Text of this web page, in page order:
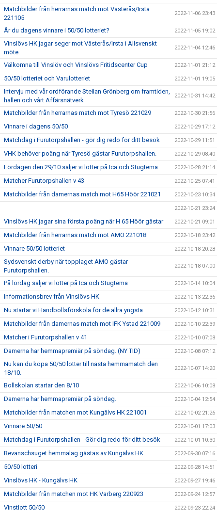
Matchbilder från herrarnas match mot Västerås/Irsta
221105
2022-11-06 23:43
Är du dagens vinnare i 50/50 lotteriet? 2022-11-05 19:02
Vinslövs HK jagar seger mot Västerås/Irsta i Allsvenskt
möte.
2022-11-04 12:46
Välkomna till Vinslöv och Vinslövs Fritidscenter Cup 2022-11-01 21:12
50/50 lotteriet och Varulotteriet 2022-11-01 19:05
Intervju med vår ordförande Stellan Grönberg om framtiden,
hallen och vårt Affärsnätverk
2022-10-31 14:42
Matchbilder från herrarnas match mot Tyresö 221029 2022-10-30 21:56
Vinnare i dagens 50/50 2022-10-29 17:12
Matchdag i Furutorpshallen - gör dig redo för ditt besök 2022-10-29 11:51
VHK behöver poäng när Tyresö gästar Furutorpshallen. 2022-10-29 08:40
Lördagen den 29/10 säljer vi lotter på Ica och Stugtema 2022-10-28 21:14
Matcher Furutorpshallen v 43 2022-10-25 07:41
Matchbilder från damernas match mot H65 Höör 221021 2022-10-23 10:34
2022-10-21 23:24
Vinslövs HK jagar sina första poäng när H 65 Höör gästar 2022-10-21 09:01
Matchbilder från herrarnas match mot AMO 221018 2022-10-18 23:42
Vinnare 50/50 lotteriet 2022-10-18 20:28
Sydsvenskt derby när topplaget AMO gästar
Furutorpshallen.
2022-10-18 07:00
På lördag säljer vi lotter på Ica och Stugtema 2022-10-14 10:04
Informationsbrev från Vinslövs HK 2022-10-13 22:36
Nu startar vi Handbollsförskola för de allra yngsta 2022-10-12 10:31
Matchbilder från damernas match mot IFK Ystad 221009 2022-10-10 22:39
Matcher i Furutorpshallen v 41 2022-10-10 07:08
Damerna har hemmapremiär på söndag. (NY TID) 2022-10-08 07:12
Nu kan du köpa 50/50 lotter till nästa hemmamatch den
18/10.
2022-10-07 14:20
Bollskolan startar den 8/10 2022-10-06 10:08
Damerna har hemmapremiär på söndag. 2022-10-04 12:54
Matchbilder från matchen mot Kungälvs HK 221001 2022-10-02 21:26
Vinnare 50/50 2022-10-01 17:03
Matchdag i Furutorpshallen - Gör dig redo för ditt besök 2022-10-01 10:30
Revanschsuget hemmalag gästas av Kungälvs HK. 2022-09-30 07:16
50/50 lotteri 2022-09-28 14:51
Vinslövs HK - Kungälvs HK 2022-09-27 19:46
Matchbilder från matchen mot HK Varberg 220923 2022-09-24 12:57
Vinstlott 50/50 2022-09-23 22:24